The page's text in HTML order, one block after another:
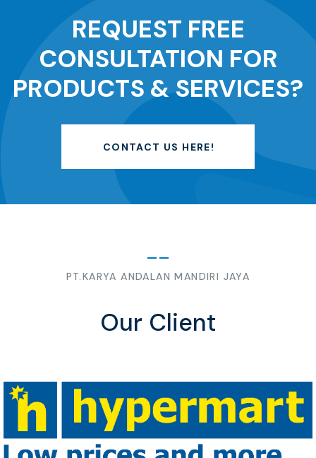
REQUEST FREE
CONSULTATION FOR
PRODUCTS & SERVICES?
CONTACT US HERE!
PT.KARYA ANDALAN MANDIRI JAYA
Our Client